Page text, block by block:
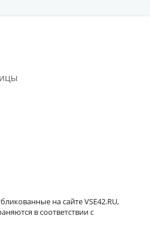
на сайте VSE42.RU,
в соответствии с